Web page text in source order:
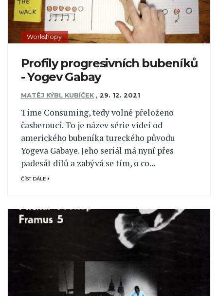
Workshopy
Profily progresivních bubeníků
- Yogev Gabay
MATĚJ KÝBL KUBÍČEK , 29. 12. 2021
Time Consuming, tedy volně přeloženo
časberoucí. To je název série videí od
amerického bubeníka tureckého původu
Yogeva Gabaye. Jeho seriál má nyní přes
padesát dílů a zabývá se tím, o co...
ČÍST DÁLE